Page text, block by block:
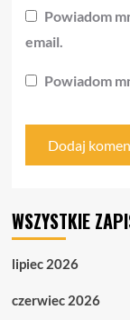
Powiadom
email.
Powiadom
WSZYSTKIE
lipiec 2026
czerwiec 2026